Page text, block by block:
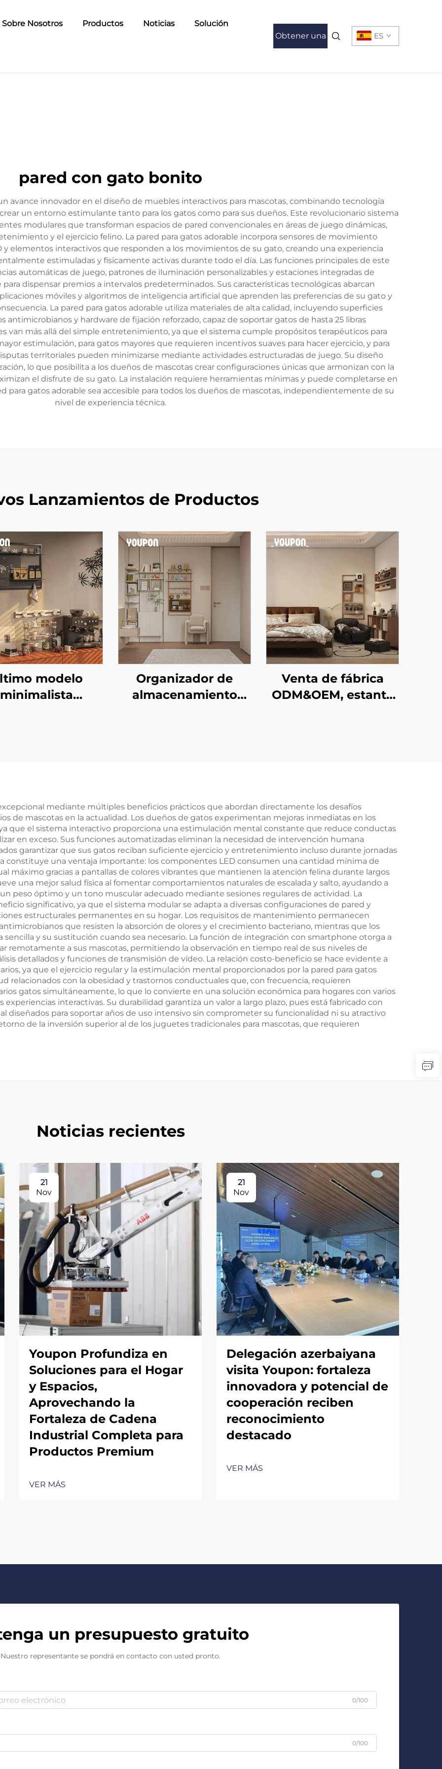
Sobre Nosotros Productos Noticias
Solución
Obtener una
ES
pared con gato bonito
avance innovador en el diseño de muebles interactivos para mascotas, combinando tecnología
un entorno estimulante tanto para los gatos como para sus dueños. Este revolucionario sistema
modulares que transforman espacios de pared convencionales en áreas de juego dinámicas,
y el ejercicio felino. La pared para gatos adorable incorpora sensores de movimiento
y elementos interactivos que responden a los movimientos de su gato, creando una experiencia
estimuladas y físicamente activas durante todo el día. Las funciones principales de este
automáticas de juego, patrones de iluminación personalizables y estaciones integradas de
dispensar premios a intervalos predeterminados. Sus características tecnológicas abarcan
móviles y algoritmos de inteligencia artificial que aprenden las preferencias de su gato y
La pared para gatos adorable utiliza materiales de alta calidad, incluyendo superficies
antimicrobianos y hardware de fijación reforzado, capaz de soportar gatos de hasta 25 libras
van más allá del simple entretenimiento, ya que el sistema cumple propósitos terapéuticos para
estimulación, para gatos mayores que requieren incentivos suaves para hacer ejercicio, y para
territoriales pueden minimizarse mediante actividades estructuradas de juego. Su diseño
lo que posibilita a los dueños de mascotas crear configuraciones únicas que armonizan con la
el disfrute de su gato. La instalación requiere herramientas mínimas y puede completarse en
para gatos adorable sea accesible para todos los dueños de mascotas, independientemente de su
nivel de experiencia técnica.
Lanzamientos de Productos
modelo
minimalista
aparador y
cocina
Organizador de
almacenamiento
Venta de fábrica
ODM&OEM, estante
mediante múltiples beneficios prácticos que abordan directamente los desafíos
de mascotas en la actualidad. Los dueños de gatos experimentan mejoras inmediatas en los
que el sistema interactivo proporciona una estimulación mental constante que reduce conductas
en exceso. Sus funciones automatizadas eliminan la necesidad de intervención humana
garantizar que sus gatos reciban suficiente ejercicio y entretenimiento incluso durante jornadas
constituye una ventaja importante: los componentes LED consumen una cantidad mínima de
máximo gracias a pantallas de colores vibrantes que mantienen la atención felina durante largos
una mejor salud física al fomentar comportamientos naturales de escalada y salto, ayudando a
peso óptimo y un tono muscular adecuado mediante sesiones regulares de actividad. La
significativo, ya que el sistema modular se adapta a diversas configuraciones de pared y
estructurales permanentes en su hogar. Los requisitos de mantenimiento permanecen
que resisten la absorción de olores y el crecimiento bacteriano, mientras que los
y su sustitución cuando sea necesario. La función de integración con smartphone otorga a
remotamente a sus mascotas, permitiendo la observación en tiempo real de sus niveles de
detallados y funciones de transmisión de vídeo. La relación costo-beneficio se hace evidente a
ya que el ejercicio regular y la estimulación mental proporcionados por la pared para gatos
relacionados con la obesidad y trastornos conductuales que, con frecuencia, requieren
gatos simultáneamente, lo que lo convierte en una solución económica para hogares con varios
interactivas. Su durabilidad garantiza un valor a largo plazo, pues está fabricado con
diseñados para soportar años de uso intensivo sin comprometer su funcionalidad ni su atractivo
de la inversión superior al de los juguetes tradicionales para mascotas, que requieren
Noticias recientes
21
Nov
Youpon Profundiza en
Soluciones para el Hogar
y Espacios,
Aprovechando la
Fortaleza de Cadena
Industrial Completa para
Productos Premium
VER MÁS
21
Nov
Delegación azerbaiyana
visita Youpon: fortaleza
innovadora y potencial de
cooperación reciben
reconocimiento
destacado
VER MÁS
un presupuesto gratuito
Nuestro representante se pondrá en contacto con usted pronto.
0/100
0/100